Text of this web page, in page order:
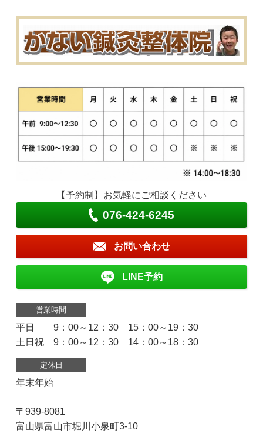
【予約制】お気軽にご相談ください
076-424-6245
お問い合わせ
LINE予約
営業時間
平日 9：00～12：30 15：00～19：30
土日祝 9：00～12：30 14：00～18：30
定休日
年末年始
〒939-8081
富山県富山市堀川小泉町3-10